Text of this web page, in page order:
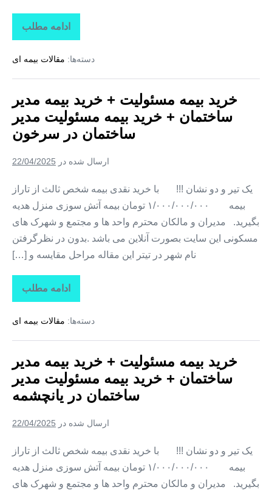
ادامه مطلب
خرید
بیمه
+
بیمه
ساختمان
خرید
بیمه
مسئولیت
ساختمان
در
دسته‌ها: مقالات بیمه ای
خرید بیمه مسئولیت + خرید بیمه مدیر
ساختمان + خرید بیمه مسئولیت مدیر
ساختمان در سرخون
ارسال شده در 22/04/2025
یک تیر و دو نشان !!! با خرید نقدی بیمه شخص ثالث از تاراز
بیمه ۱/۰۰۰/۰۰۰/۰۰۰ تومان بیمه آتش سوزی منزل هدیه
بگیرید. مدیران و مالکان محترم واحد ها و مجتمع و شهرک های
مسکونی این سایت بصورت آنلاین می باشد .بدون در نظرگرفتن
نام شهر در تیتر این مقاله مراحل مقایسه و […]
ادامه مطلب
خرید
بیمه
+
بیمه
ساختمان
خرید
بیمه
مسئولیت
ساختمان
در
دسته‌ها: مقالات بیمه ای
خرید بیمه مسئولیت + خرید بیمه مدیر
ساختمان + خرید بیمه مسئولیت مدیر
ساختمان در یانچشمه
ارسال شده در 22/04/2025
یک تیر و دو نشان !!! با خرید نقدی بیمه شخص ثالث از تاراز
بیمه ۱/۰۰۰/۰۰۰/۰۰۰ تومان بیمه آتش سوزی منزل هدیه
بگیرید. مدیران و مالکان محترم واحد ها و مجتمع و شهرک های